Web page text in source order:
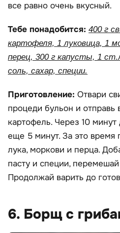
все равно очень вкусный.
Тебе понадобится: 400 г
картофеля, 1 луковица, 1
перец, 300 г капусты, 1
соль, сахар, специи.
Приготовление: Отвари
процеди бульон и отправь
картофель. Через 10 минут
еще 5 минут. За это время
лука, моркови и перца.
пасту и специи,
Продолжай варить до
6. Борщ с